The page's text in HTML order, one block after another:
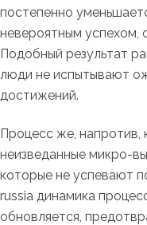
постепенно
невероятным успехом,
Подобный результат
люди не испытывают
достижений.
Процесс же, напротив,
неизведанные микро-
которые не успевают
russia динамика
обновляется,